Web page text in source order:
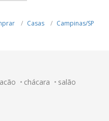
Casas Campinas/SP
chácara
salão